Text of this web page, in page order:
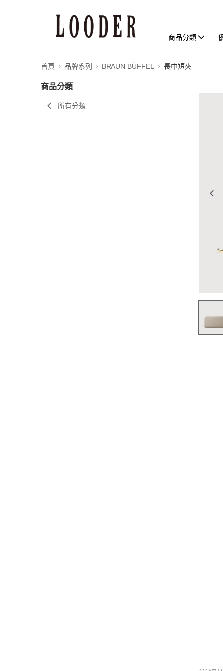
商品分類
首頁 品牌系列 BRAUN BÜFFEL 長中短夾
商品分類
所有分類